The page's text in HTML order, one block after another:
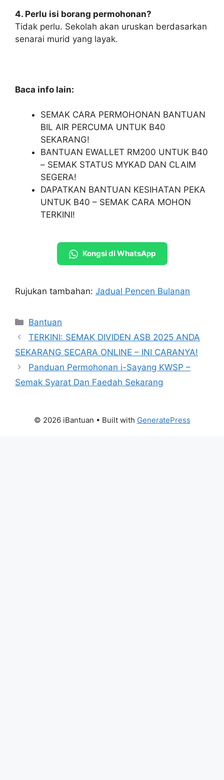
4. Perlu isi borang permohonan?
Tidak perlu. Sekolah akan uruskan berdasarkan
senarai murid yang layak.
Baca info lain:
SEMAK CARA PERMOHONAN BANTUAN
BIL AIR PERCUMA UNTUK B40
SEKARANG!
BANTUAN EWALLET RM200 UNTUK B40
– SEMAK STATUS MYKAD DAN CLAIM
SEGERA!
DAPATKAN BANTUAN KESIHATAN PEKA
UNTUK B40 – SEMAK CARA MOHON
TERKINI!
Kongsi di WhatsApp
Rujukan tambahan: Jadual Pencen Bulanan
Categories
Bantuan
TERKINI: SEMAK DIVIDEN ASB 2025 ANDA
SEKARANG SECARA ONLINE – INI CARANYA!
Panduan Permohonan i-Sayang KWSP –
Semak Syarat Dan Faedah Sekarang
© 2026 iBantuan • Built with GeneratePress